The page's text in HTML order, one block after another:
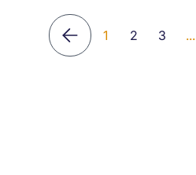
1 2 3 ...